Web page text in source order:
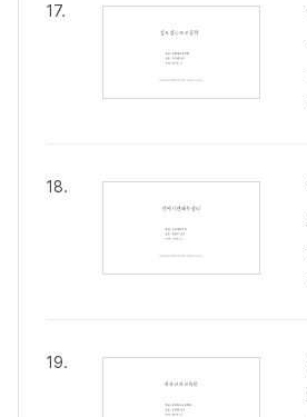
17.
18.
19.